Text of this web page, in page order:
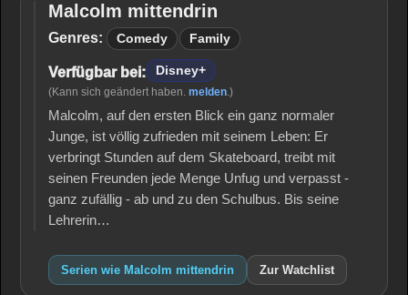
Malcolm
mittendrin
Malcolm mittendrin
Genres: Comedy Family
Verfügbar bei: Disney+
(Kann sich geändert haben. melden.)
Malcolm, auf den ersten Blick ein ganz normaler
Junge, ist völlig zufrieden mit seinem Leben: Er
verbringt Stunden auf dem Skateboard, treibt mit
seinen Freunden jede Menge Unfug und verpasst -
ganz zufällig - ab und zu den Schulbus. Bis seine
Lehrerin…
Serien wie Malcolm mittendrin Zur Watchlist